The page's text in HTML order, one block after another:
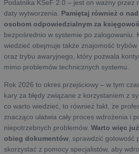
Podatnika KSeF 2.0 – jest on ważny przez
daty wytworzenia. Pamiętaj również o
osobom odpowiedzialnym za
bezpośrednio w systemie po zalogowaniu.
wiedzieć obejmuje także znajomość
oraz trybu awaryjnego, który pozwala
mimo problemów technicznych systemu.
Rok 2026 to okres przejściowy – w tym
kary za błędy związane z korzystaniem z
co warto wiedzieć, to również fakt, że
znacząco ułatwia cały proces wdrożenia i
niepotrzebnych problemów. Warto więc
obieg dokumentów, sprawdzić gotowość
skorzystać z pomocy specjalistów, aby